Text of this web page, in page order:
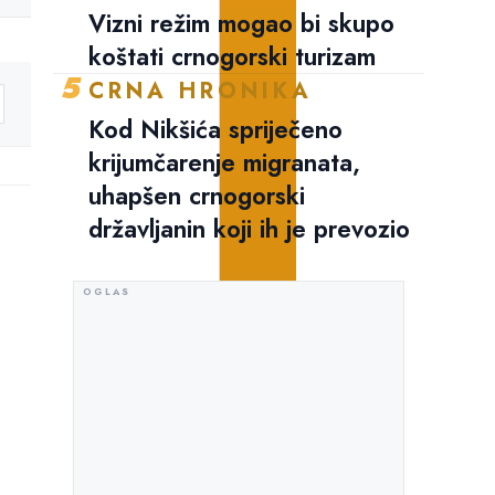
Vizni režim mogao bi skupo
koštati crnogorski turizam
5 CRNA HRONIKA
Kod Nikšića spriječeno
krijumčarenje migranata,
uhapšen crnogorski
državljanin koji ih je prevozio